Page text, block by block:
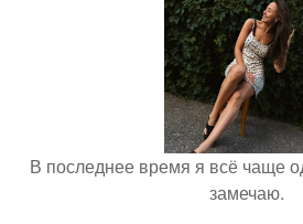
В последнее время я всё чаще
замечаю.